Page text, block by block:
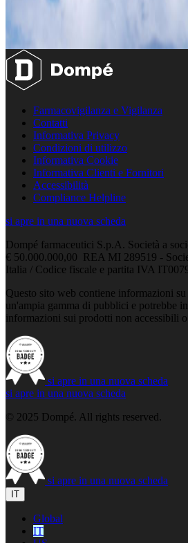
Farmacovigilanza e Vigilanza
Contatti
Informativa Privacy
Condizioni di utilizzo
Informativa Cookie
Informativa Clienti e Fornitori
Accessibilità
Compliance Helpline
si apre in una nuova scheda
Dompé farmaceutici S.p.A. Società a
€ 50.000.000,00 REA MI 289519 -
Italia / Codice fiscale e partita IVA
Questo sito web contiene informazioni
un'ampia gamma di pubblici e potrebbe
informazioni sui prodotti non accessibili
si apre in una nuova scheda
si apre in una nuova scheda
© 2025 Dompé. All rights reserved.
si apre in una nuova scheda
IT
Global
IT